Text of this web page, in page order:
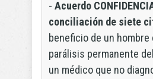
- Acuerdo
conciliación de siete
beneficio de un
parálisis permanente
un médico que no